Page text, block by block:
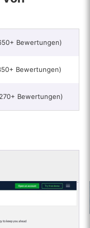
Bewertungen)
Bewertungen)
Bewertungen)